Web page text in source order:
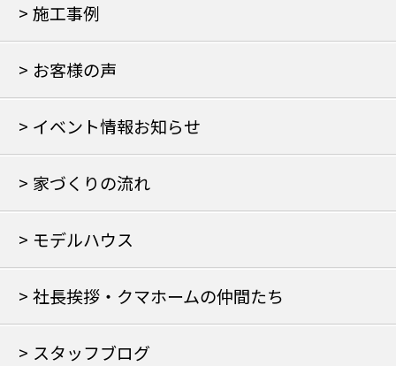
施工事例
お客様の声
イベント情報お知らせ
家づくりの流れ
モデルハウス
社長挨拶・クマホームの仲間たち
スタッフブログ